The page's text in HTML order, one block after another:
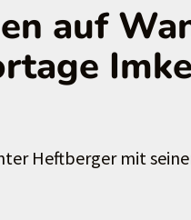
auf
Heftberger mit